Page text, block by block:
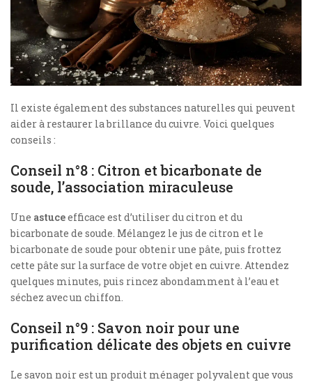
Il existe également des substances naturelles qui peuvent
aider à restaurer la brillance du cuivre. Voici quelques
conseils :
Conseil n°8 : Citron et bicarbonate de
soude, l’association miraculeuse
Une astuceefficace est d’utiliser du citron et du
bicarbonate de soude. Mélangez le jus de citron et le
bicarbonate de soude pour obtenir une pâte, puis frottez
cette pâte sur la surface de votre objet en cuivre. Attendez
quelques minutes, puis rincez abondamment à l’eau et
séchez avec un chiffon.
Conseil n°9 : Savon noir pour une
purification délicate des objets en cuivre
Le savon noir est un produit ménager polyvalent que vous